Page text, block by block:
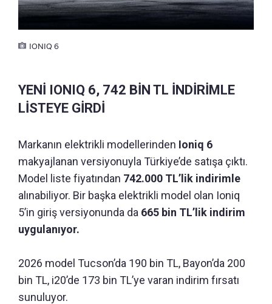
IONIQ 6
YENİ IONIQ 6, 742 BİN TL İNDİRİMLE
LİSTEYE GİRDİ
Markanın elektrikli modellerinden Ioniq 6
makyajlanan versiyonuyla Türkiye’de satışa çıktı.
Model liste fiyatından 742.000 TL’lik indirimle
alınabiliyor. Bir başka elektrikli model olan Ioniq
5’in giriş versiyonunda da 665 bin TL’lik indirim
uygulanıyor.
2026 model Tucson’da 190 bin TL, Bayon’da 200
bin TL, i20’de 173 bin TL’ye varan indirim fırsatı
sunuluyor.